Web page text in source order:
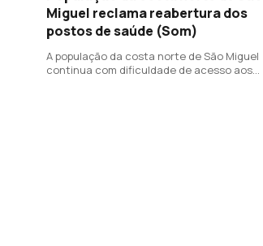
Miguel reclama reabertura dos
postos de saúde (Som)
A população da costa norte de São Miguel
continua com dificuldade de acesso aos